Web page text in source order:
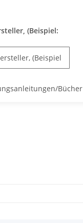
(Beispiel:
Bücher